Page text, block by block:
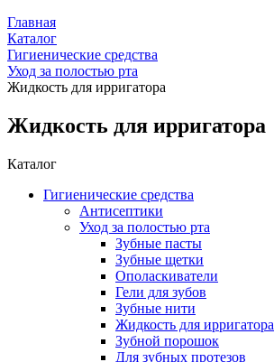
Главная
Каталог
Гигиенические средства
Уход за полостью рта
Жидкость для ирригатора
Жидкость для ирригатора
Каталог
Гигиенические средства
Антисептики
Уход за полостью рта
Зубные пасты
Зубные щетки
Ополаскиватели
Гели для зубов
Зубные нити
Жидкость для ирригатора
Зубной порошок
Для зубных протезов